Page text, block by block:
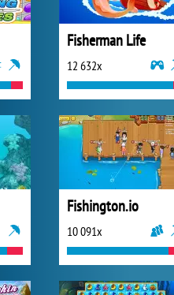
Fisherman Life
12 632x
Fishington.io
10 091x